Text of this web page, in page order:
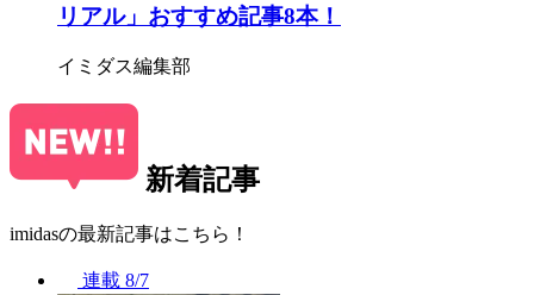
リアル」おすすめ記事8本！
イミダス編集部
新着記事
imidasの最新記事はこちら！
連載 8/7